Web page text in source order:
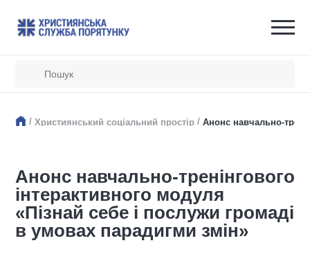
/ Християнський соціальний простір / Анонс навчально-
Анонс навчально-тренінгового
інтерактивного модуля
«Пізнай себе і послужи громаді
в умовах парадигми змін»